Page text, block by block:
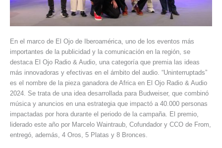
En el marco de El Ojo de Iberoamérica, uno de los eventos más
importantes de la publicidad y la comunicación en la región, se
destaca El Ojo Radio & Audio, una categoría que premia las ideas
más innovadoras y efectivas en el ámbito del audio. “Uninterruptads”
es el nombre de la pieza ganadora de Africa en El Ojo Radio & Audio
2024. Se trata de una idea desarrollada para Budweiser, que combinó
música y anuncios en una estrategia que impactó a 40.000 personas
impactadas por hora durante el periodo de la campaña. El premio,
liderado este año por Marcelo Waintraub, Cofundador y CCO de From,
entregó, además, 4 Oros, 5 Platas y 8 Bronces.